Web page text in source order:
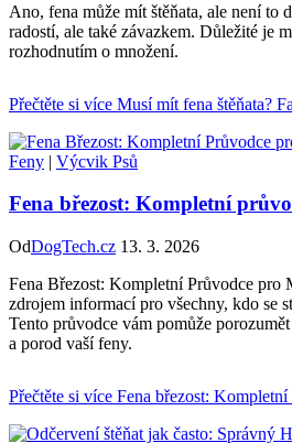
Ano, fena může mít štěňata, ale není to
radostí, ale také závazkem. Důležité je
rozhodnutím o množení.
Přečtěte si více Musí mít fena štěňata?
Feny | Výcvik Psů
Fena březost: Kompletní
OdDogTech.cz 13. 3. 2026
Fena Březost: Kompletní Průvodce pro
zdrojem informací pro všechny, kdo se
Tento průvodce vám pomůže
a porod vaší feny.
Přečtěte si více Fena březost: